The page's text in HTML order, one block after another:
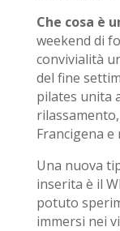
Che cosa è
weekend di
convivialità
del fine
pilates unita
Francigena e
Una nuova
inserita è il
potuto
immersi nei